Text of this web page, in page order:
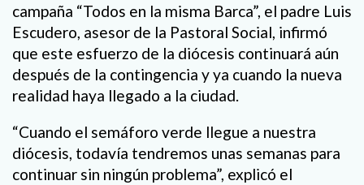
campaña “Todos en la misma Barca”, el padre Luis
Escudero, asesor de la Pastoral Social, infirmó
que este esfuerzo de la diócesis continuará aún
después de la contingencia y ya cuando la nueva
realidad haya llegado a la ciudad.
“Cuando el semáforo verde llegue a nuestra
diócesis, todavía tendremos unas semanas para
continuar sin ningún problema”, explicó el